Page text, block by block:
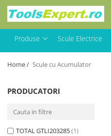
Produse
Total
Produse Scule Electrice
Home / Scule cu Acumulator
PRODUCATORI
TOTAL GTLI203285(1)